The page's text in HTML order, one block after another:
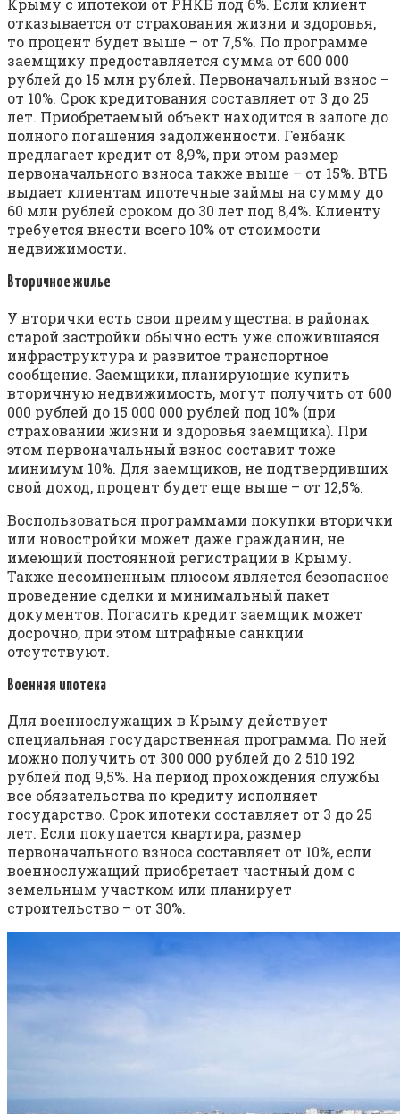
Крыму с ипотекой от РНКБ под 6%. Если клиент
отказывается от страхования жизни и здоровья,
то процент будет выше – от 7,5%. По программе
заемщику предоставляется сумма от 600 000
рублей до 15 млн рублей. Первоначальный взнос –
от 10%. Срок кредитования составляет от 3 до 25
лет. Приобретаемый объект находится в залоге до
полного погашения задолженности. Генбанк
предлагает кредит от 8,9%, при этом размер
первоначального взноса также выше – от 15%. ВТБ
выдает клиентам ипотечные займы на сумму до
60 млн рублей сроком до 30 лет под 8,4%. Клиенту
требуется внести всего 10% от стоимости
недвижимости.
Вторичное жилье
У вторички есть свои преимущества: в районах
старой застройки обычно есть уже сложившаяся
инфраструктура и развитое транспортное
сообщение. Заемщики, планирующие купить
вторичную недвижимость, могут получить от 600
000 рублей до 15 000 000 рублей под 10% (при
страховании жизни и здоровья заемщика). При
этом первоначальный взнос составит тоже
минимум 10%. Для заемщиков, не подтвердивших
свой доход, процент будет еще выше – от 12,5%.
Воспользоваться программами покупки вторички
или новостройки может даже гражданин, не
имеющий постоянной регистрации в Крыму.
Также несомненным плюсом является безопасное
проведение сделки и минимальный пакет
документов. Погасить кредит заемщик может
досрочно, при этом штрафные санкции
отсутствуют.
Военная ипотека
Для военнослужащих в Крыму действует
специальная государственная программа. По ней
можно получить от 300 000 рублей до 2 510 192
рублей под 9,5%. На период прохождения службы
все обязательства по кредиту исполняет
государство. Срок ипотеки составляет от 3 до 25
лет. Если покупается квартира, размер
первоначального взноса составляет от 10%, если
военнослужащий приобретает частный дом с
земельным участком или планирует
строительство – от 30%.